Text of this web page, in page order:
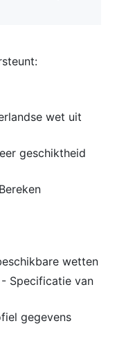
wet uit
geschiktheid
wetten
- Specificatie van
gegevens